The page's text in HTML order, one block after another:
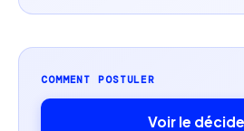
Ads, Google Ads)
Participation ponctuelle aux
de communication
COMMENT POSTULER
Voir le